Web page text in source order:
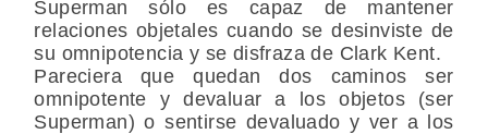
Superman sólo es capaz de mantener
relaciones objetales cuando se desinviste de
su omnipotencia y se disfraza de Clark Kent.
Pareciera que quedan dos caminos ser
omnipotente y devaluar a los objetos (ser
Superman) o sentirse devaluado y ver a los